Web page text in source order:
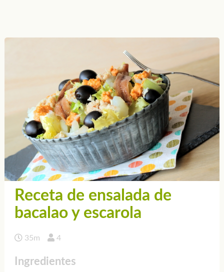
Receta de ensalada de
bacalao y escarola
35m 4
Ingredientes